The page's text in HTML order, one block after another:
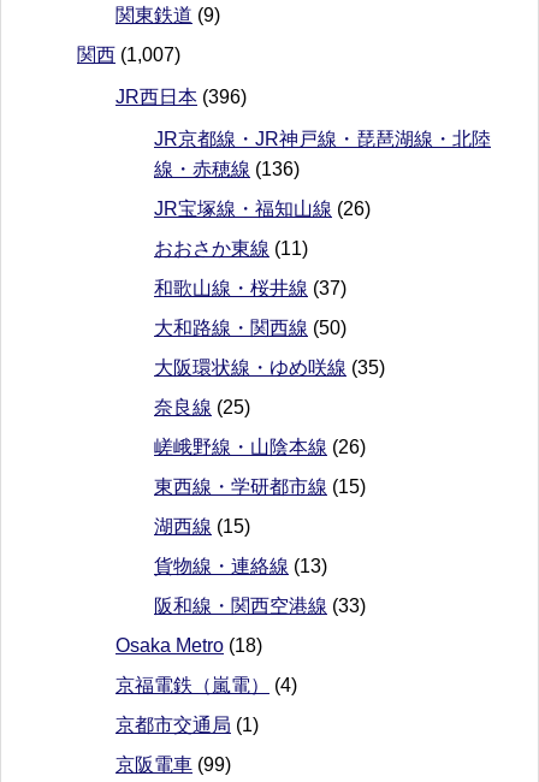
関東鉄道 (9)
関西 (1,007)
JR西日本 (396)
JR京都線・JR神戸線・琵琶湖線・北陸
線・赤穂線 (136)
JR宝塚線・福知山線 (26)
おおさか東線 (11)
和歌山線・桜井線 (37)
大和路線・関西線 (50)
大阪環状線・ゆめ咲線 (35)
奈良線 (25)
嵯峨野線・山陰本線 (26)
東西線・学研都市線 (15)
湖西線 (15)
貨物線・連絡線 (13)
阪和線・関西空港線 (33)
Osaka Metro (18)
京福電鉄（嵐電）
(4)
京都市交通局 (1)
京阪電車 (99)